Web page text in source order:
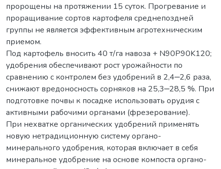
пророщены на протяжении 15 суток. Прогревание и
проращивание сортов картофеля среднепоздней
группы не является эффективным агротехническим
приемом.
Под картофель вносить 40 т/га навоза + N90P90K120;
удобрения обеспечивают рост урожайности по
сравнению с контролем без удобрений в 2,4‒2,6 раза,
снижают вредоносность сорняков на 25,3‒28,5 %. При
подготовке почвы к посадке использовать орудия с
активными рабочими органами (фрезерование).
При нехватке органических удобрений применять
новую нетрадиционную систему органо-
минерального удобрения, которая включает в себя
минеральное удобрение на основе компоста органо-